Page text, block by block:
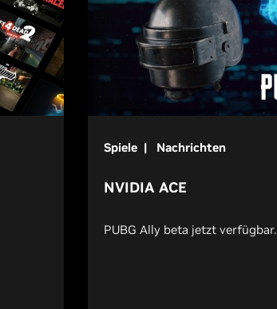
Spiele | Nachrichten
NVIDIA ACE
PUBG Ally beta jetzt verfügbar.